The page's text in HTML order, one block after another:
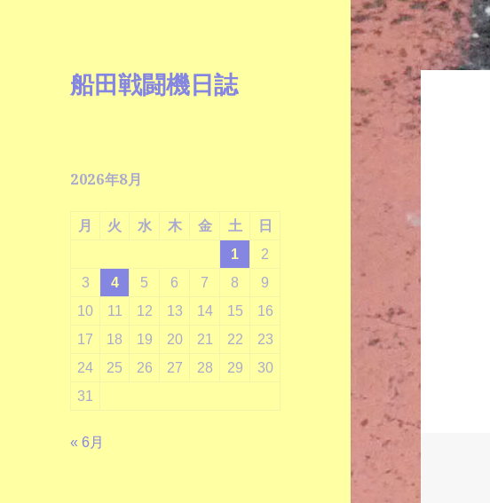
船田戦闘機日誌
2026年8月
月 火 水 木 金 土
日
1
2
3
4 5 6 7 8
9
10
11 12 13 14 15
16
17
18 19 20 21 22
23
24
25 26 27 28 29
30
31
« 6月